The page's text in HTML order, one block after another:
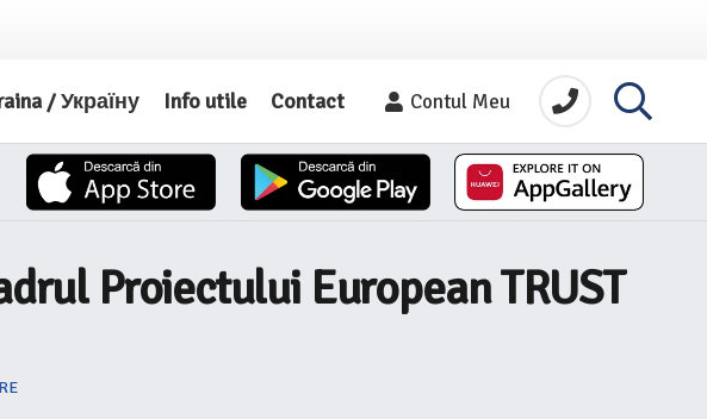
/ Україну Info utile Contact Contul Meu
Proiectului European TRUST